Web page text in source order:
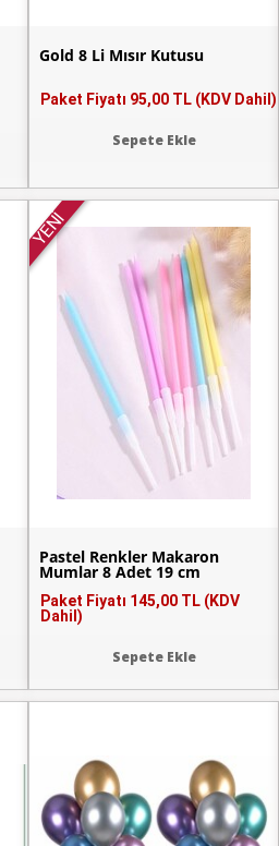
Gold 8 Li Mısır Kutusu
Paket Fiyatı 95,00 TL (KDV Dahil)
Sepete Ekle
YENİ
Pastel Renkler Makaron
Mumlar 8 Adet 19 cm
Paket Fiyatı 145,00 TL (KDV
Dahil)
Sepete Ekle